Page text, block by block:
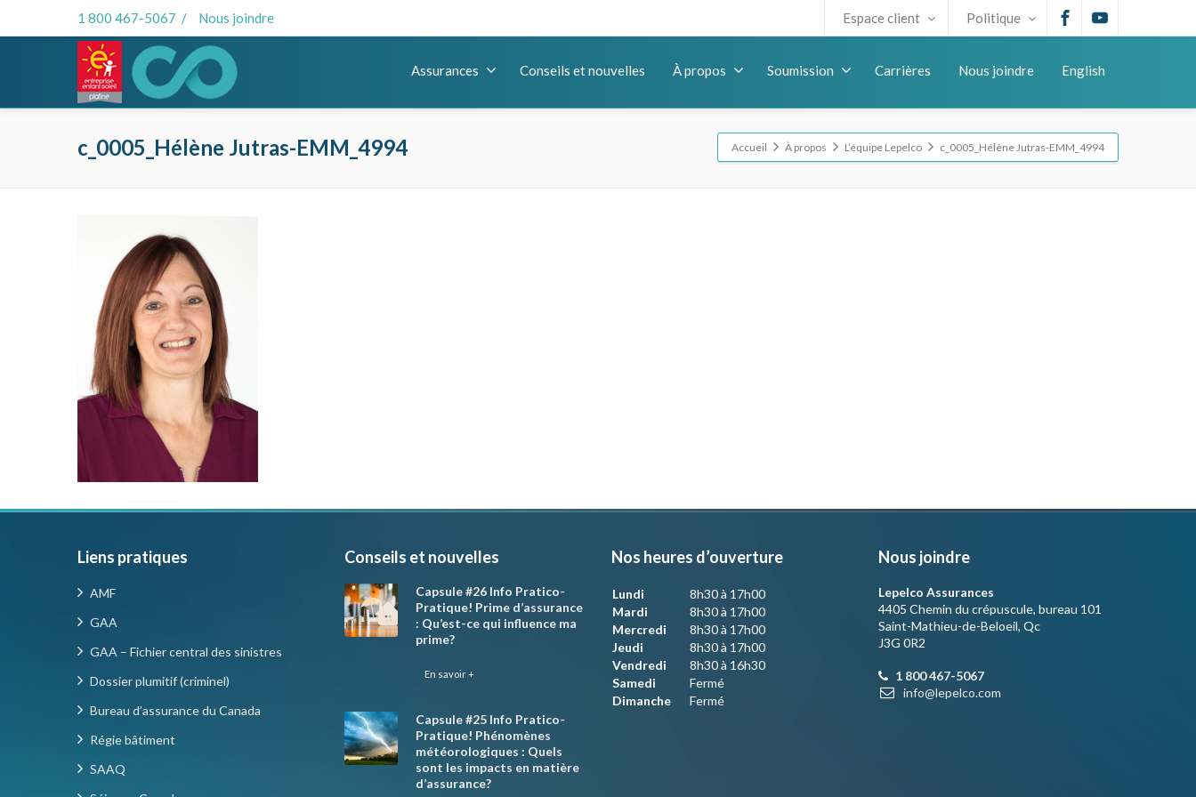
1 800 467-5067 / Nous joindre Espace client Politique
Assurances Conseils et nouvelles À propos Soumission Carrières Nous joindre English
c_0005_Hélène Jutras-EMM_4994 Accueil À propos L’équipe Lepelco c_0005_Hélène Jutras-EMM_4994
Liens pratiques
AMF
GAA
GAA – Fichier central des sinistres
Dossier plumitif (criminel)
Bureau d’assurance du Canada
Régie bâtiment
SAAQ
Conseils et nouvelles
Capsule #26 Info Pratico-
Pratique! Prime d’assurance
: Qu’est-ce qui influence ma
prime?
En savoir +
Capsule #25 Info Pratico-
Pratique! Phénomènes
météorologiques : Quels
sont les impacts en matière
d’assurance?
Nos heures d’ouverture
Lundi
8h30 à 17h00
Mardi
8h30 à 17h00
Mercredi
8h30 à 17h00
Jeudi
8h30 à 17h00
Vendredi
8h30 à 16h30
Samedi
Fermé
Dimanche
Fermé
Nous joindre
Lepelco Assurances
4405 Chemin du crépuscule, bureau 101
Saint-Mathieu-de-Beloeil, Qc
J3G 0R2
1 800 467-5067
info@lepelco.com